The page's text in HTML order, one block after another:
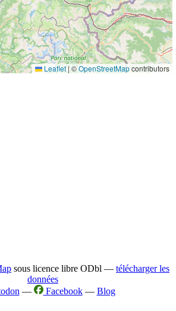
Leaflet|©OpenStreetMapcontributors
sous licence libre ODbl — télécharger les
données
— Facebook— Blog